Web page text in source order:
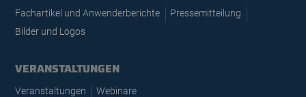
Fachartikel und Anwenderberichte
Pressemitteilung
Bilder und Logos
VERANSTALTUNGEN
Veranstaltungen Webinare